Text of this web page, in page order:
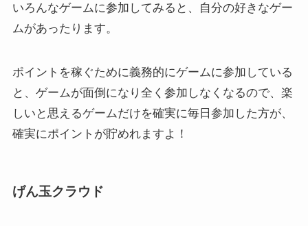
いろんなゲームに参加してみると、自分の好きなゲー
ムがあったります。
ポイントを稼ぐために義務的にゲームに参加している
と、ゲームが面倒になり全く参加しなくなるので、楽
しいと思えるゲームだけを確実に毎日参加した方が、
確実にポイントが貯めれますよ！
げん玉クラウド